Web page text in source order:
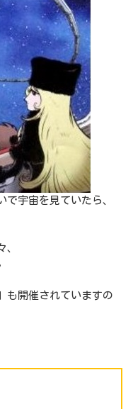
宇宙を見ていたら、
、
も開催されていますの